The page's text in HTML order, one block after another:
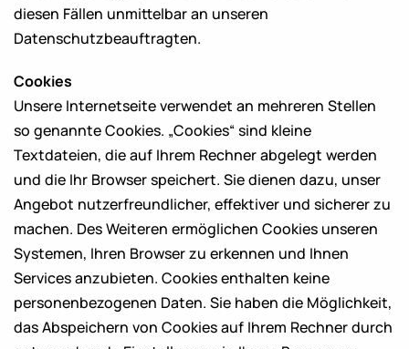
diesen Fällen unmittelbar an unseren
Datenschutzbeauftragten.
Cookies
Unsere Internetseite verwendet an mehreren Stellen
so genannte Cookies. „Cookies“ sind kleine
Textdateien, die auf Ihrem Rechner abgelegt werden
und die Ihr Browser speichert. Sie dienen dazu, unser
Angebot nutzerfreundlicher, effektiver und sicherer zu
machen. Des Weiteren ermöglichen Cookies unseren
Systemen, Ihren Browser zu erkennen und Ihnen
Services anzubieten. Cookies enthalten keine
personenbezogenen Daten. Sie haben die Möglichkeit,
das Abspeichern von Cookies auf Ihrem Rechner durch